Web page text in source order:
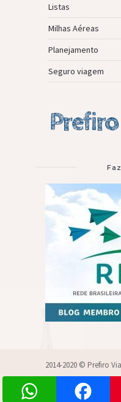
Listas
Milhas Aéreas
Planejamento
Seguro viagem
2014-2020 © Prefiro
Sobre
WhatsApp